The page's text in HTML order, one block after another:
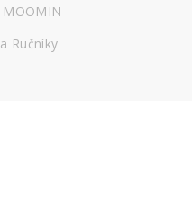
MOOMIN
Ručníky